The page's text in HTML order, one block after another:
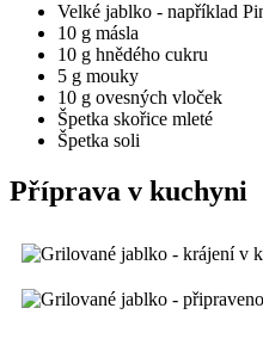
Velké jablko - například
10 g másla
10 g hnědého cukru
5 g mouky
10 g ovesných vloček
Špetka skořice mleté
Špetka soli
Příprava v kuchyni